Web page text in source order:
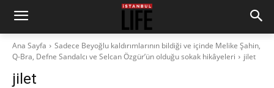
Ana Sayfa
Sadece Beyoğlu kaldırımlarının bildiği ve içinde Melike Şahin,
Q-Bra, Defne Sandalcı ve Selcan Özgür’ün olduğu sokak hikâyeleri
jilet
jilet